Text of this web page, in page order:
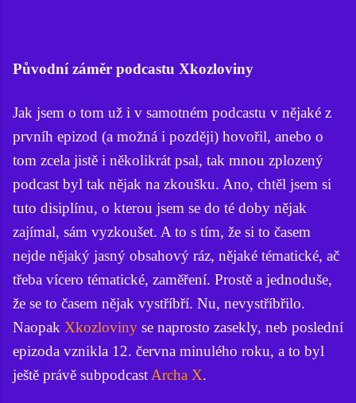
Původní záměr podcastu Xkozloviny
Jak jsem o tom už i v samotném podcastu v nějaké z
prvníh epizod (a možná i později) hovořil, anebo o
tom zcela jistě i několikrát psal, tak mnou zplozený
podcast byl tak nějak na zkoušku. Ano, chtěl jsem si
tuto disiplínu, o kterou jsem se do té doby nějak
zajímal, sám vyzkoušet. A to s tím, že si to časem
nejde nějaký jasný obsahový ráz, nějaké tématické, ač
třeba vícero tématické, zaměření. Prostě a jednoduše,
že se to časem nějak vystříbří. Nu, nevystříbřilo.
Naopak Xkozloviny se naprosto zasekly, neb poslední
epizoda vznikla 12. června minulého roku, a to byl
ještě právě subpodcast Archa X.